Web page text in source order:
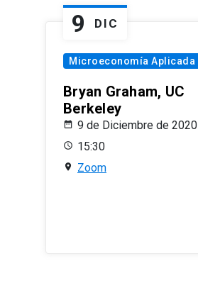
9 DIC
Microeconomía Aplicada
Bryan Graham, UC
Berkeley
9 de Diciembre de 2020
15:30
Zoom